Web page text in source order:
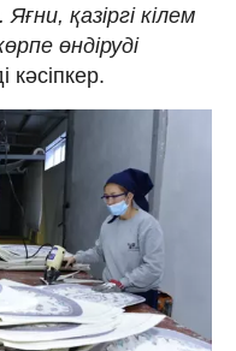
қазіргі кілем
өндіруді
кәсіпкер.